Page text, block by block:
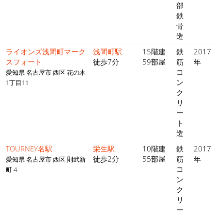
部
鉄
骨
造
ライオンズ浅間町マーク
スフォート
愛知県 名古屋市 西区 花の木
1丁目11
浅間町駅
徒歩7分
15階建
59部屋
鉄
筋
コ
ン
ク
リ
ー
ト
造
2017
年
TOURNEY名駅
愛知県 名古屋市 西区 則武新
町 4
栄生駅
徒歩2分
10階建
55部屋
鉄
筋
コ
ン
ク
リ
ー
2017
年